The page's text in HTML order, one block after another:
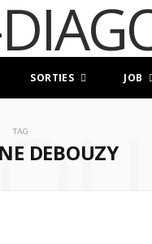
SORTIES JOB
TAG
DEBOUZY